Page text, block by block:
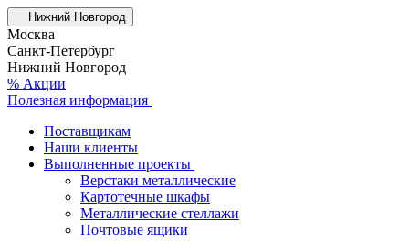
Нижний Новгород
Москва
Санкт-Петербург
Нижний Новгород
% Акции
Полезная информация
Поставщикам
Наши клиенты
Выполненные проекты
Верстаки металлические
Картотечные шкафы
Металлические стеллажи
Почтовые ящики